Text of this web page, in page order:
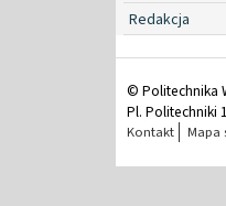
Redakcja
© Politechnika
Pl. Politechniki
Kontakt Mapa